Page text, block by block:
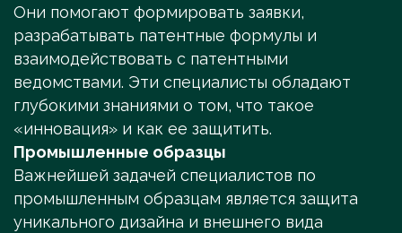
Они помогают формировать заявки,
разрабатывать патентные формулы и
взаимодействовать с патентными
ведомствами. Эти специалисты обладают
глубокими знаниями о том, что такое
«инновация» и как ее защитить.
Промышленные образцы
Важнейшей задачей специалистов по
промышленным образцам является защита
уникального дизайна и внешнего вида